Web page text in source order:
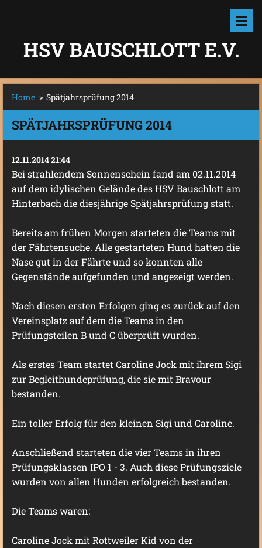
HSV BAUSCHLOTT E.V.
Home > Spätjahrsprüfung 2014
SPÄTJAHRSPRÜFUNG 2014
12.11.2014 21:44
Bei strahlendem Sonnenschein fand am 02.11.2014
auf dem idylischen Gelände des HSV Bauschlott am
Hinterbach die diesjährige Spätjahrsprüfung statt.
Bereits am frühen Morgen starteten die Teams mit
der Fährtensuche. Alle gestarteten Hund hatten die
Nase gut in der Fährte und so konnten alle
Gegenstände aufgefunden und angezeigt werden.
Nach diesen ersten Erfolgen ging es zurück auf den
Vereinsplatz auf dem die Teams in den
Prüfungsteilen B und C überprüft wurden.
Als erstes Team startet Caroline Jock mit ihrem Sigi
zur Begleithundeprüfung, die sie mit Bravour
bestanden.
Ein toller Erfolg für den kleinen Sigi und Caroline.
Anschließend starteten die vier Teams in ihren
Prüfungsklassen IPO 1 - 3. Auch diese Prüfungsziele
wurden von allen Hunden erfolgreich bestanden.
Die Teams waren:
Caroline Jock mit Rottweiler Kid von der